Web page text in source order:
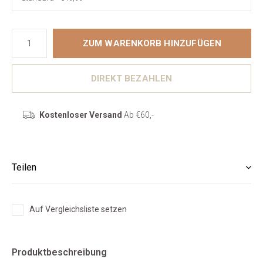
ZUM WARENKORB HINZUFÜGEN
DIREKT BEZAHLEN
Kostenloser Versand Ab €60,-
Teilen
Auf Vergleichsliste setzen
Produktbeschreibung